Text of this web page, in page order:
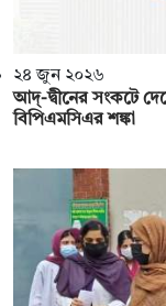
২৪ জুন ২০২৬
আদ্‌-দ্বীনের সংকটে
বিপিএমসিএর শঙ্কা